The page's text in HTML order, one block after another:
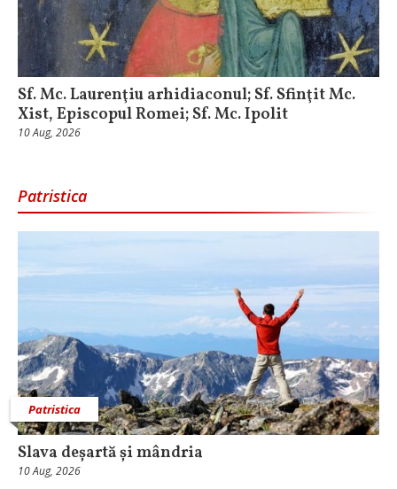
Sf. Mc. Laurenţiu arhidiaconul; Sf. Sfinţit Mc.
Xist, Episcopul Romei; Sf. Mc. Ipolit
10 Aug, 2026
Patristica
Patristica
Slava deșartă și mândria
10 Aug, 2026